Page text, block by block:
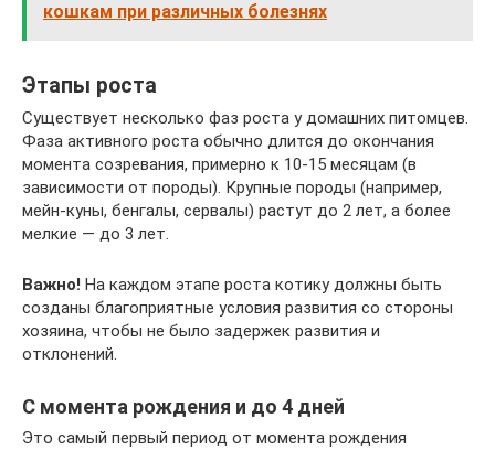
кошкам при различных болезнях
Этапы роста
Существует несколько фаз роста у домашних питомцев.
Фаза активного роста обычно длится до окончания
момента созревания, примерно к 10-15 месяцам (в
зависимости от породы). Крупные породы (например,
мейн-куны, бенгалы, сервалы) растут до 2 лет, а более
мелкие — до 3 лет.
Важно! На каждом этапе роста котику должны быть
созданы благоприятные условия развития со стороны
хозяина, чтобы не было задержек развития и
отклонений.
С момента рождения и до 4 дней
Это самый первый период от момента рождения